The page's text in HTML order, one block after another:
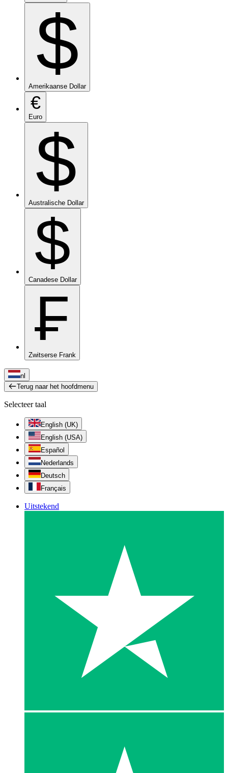
$
Amerikaanse Dollar
€
Euro
$
Australische Dollar
$
Canadese Dollar
₣
Zwitserse Frank
nl
Terug naar het hoofdmenu
Selecteer taal
English (UK)
English (USA)
Español
Nederlands
Deutsch
Français
Uitstekend